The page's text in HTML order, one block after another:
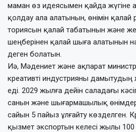
маман өз идеясымен қайда жүгіне
қолдау ала алатынын, өнімін қалай
ториясын қалай табатынын және
шеңберінен қалай шыға алатынын
деген болатын.
Иә, Мәдениет және ақпарат
креативті индустрияны
еді. 2029 жылға дейін саладағы
санын және шығармашылық
сайын 5 пайыз ұлғайту көзделген.
қызмет экспортын келесі жылы